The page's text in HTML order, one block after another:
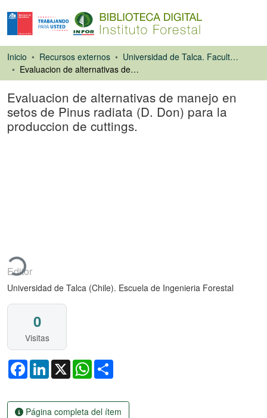
Inicio Recursos externos
Universidad de Talca. Facultad de Ciencias Forestales
Evaluacion de alternativas de manejo en setos de Pinus radiata (D. Don) para la produccion de cuttings.
Evaluacion de alternativas de manejo en
setos de Pinus radiata (D. Don) para la
produccion de cuttings.
Editor
Universidad de Talca (Chile). Escuela de Ingenieria Forestal
0
Visitas
FacebookLinkedIn
X WhatsApp
Página completa del ítem